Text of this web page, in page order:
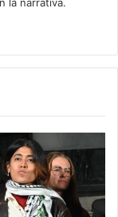
la narrativa.